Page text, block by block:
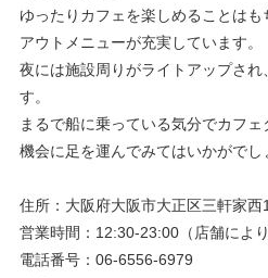
ゆったりカフェを楽しめることは
アウトメニューが充実しています。
夜には施設周りがライトアップさ
す。
まるで船に乗っている気分でカフ
機会に足を運んでみてはいかがでし
住所：大阪府大阪市大正区三軒家西
営業時間：12:30-23:00（店舗によ
電話番号：06-6556-6979